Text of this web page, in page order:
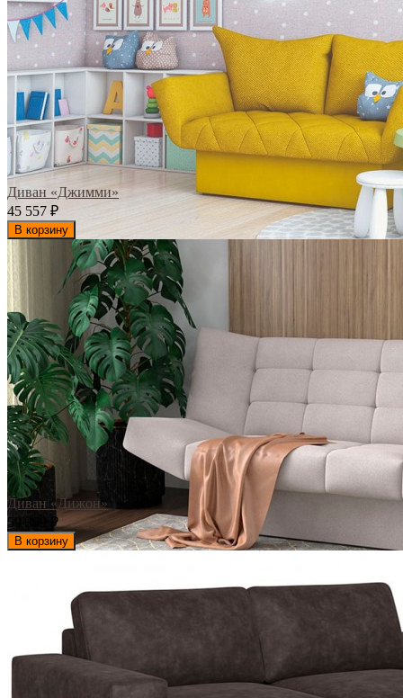
Диван «Джимми»
45 557 ₽
В корзину
Диван «Дижон»
59 369
₽
В корзину